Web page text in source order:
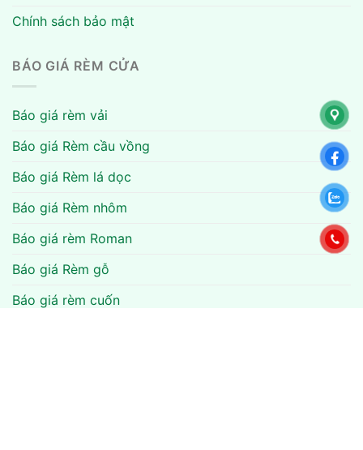
Chính sách bảo mật
BÁO GIÁ RÈM CỬA
Báo giá rèm vải
Báo giá Rèm cầu vồng
Báo giá Rèm lá dọc
Báo giá Rèm nhôm
Báo giá rèm Roman
Báo giá Rèm gỗ
Báo giá rèm cuốn